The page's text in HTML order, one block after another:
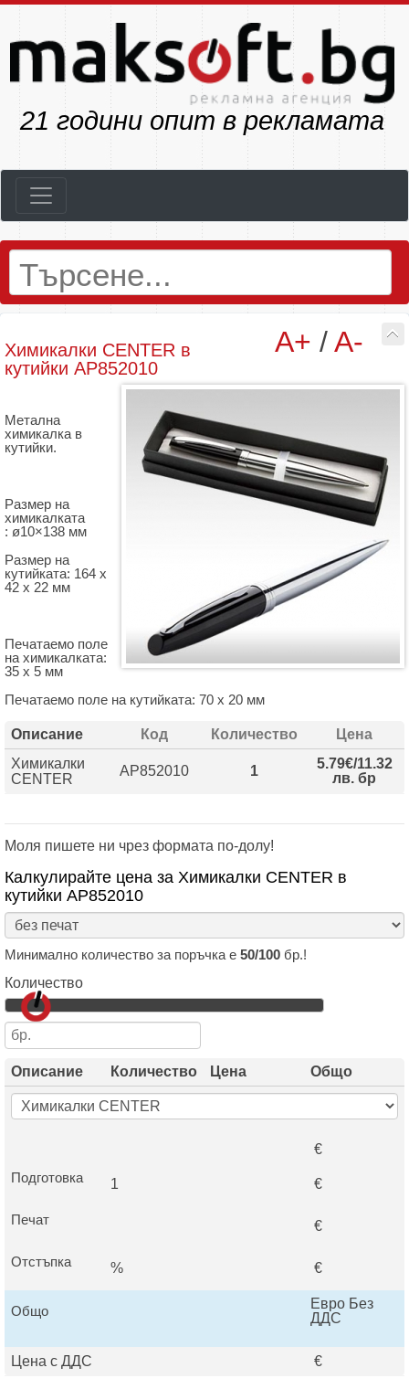
23 години опит в рекламата
A+ /A-
Химикалки CENTER в
кутийки AP852010
Метална
химикалка в
кутийки.
Размер на
химикалката
: ø10×138 мм
Размер на
кутийката: 164 х
42 х 22 мм
Печатаемо поле
на химикалката:
35 х 5 мм
Печатаемо поле на кутийката: 70 х 20 мм
Описание Код Количество
Цена
Химикалки
CENTER
AP852010 1
5.79€/11.32
лв. бр
Моля пишете ни чрез формата по-долу!
Калкулирайте цена за Химикалки CENTER в
кутийки AP852010
Минимално количество за поръчка е 50/100 бр.!
Количество
Описание Количество Цена Общо
€
Подготовка
1 €
Печат €
Отстъпка % €
Общо
Евро Без
ДДС
Цена с ДДС €